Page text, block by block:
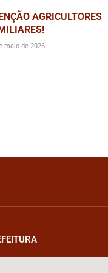
AGRICULTORES
maio de 2026